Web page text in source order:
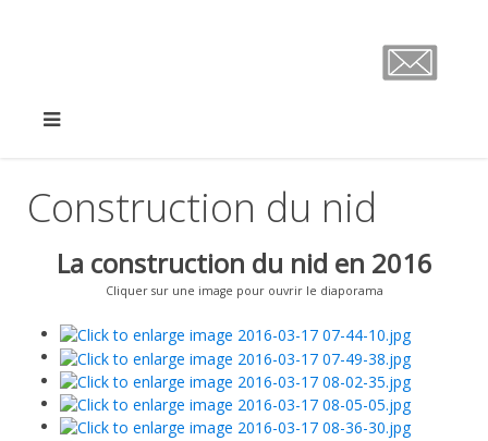
Construction du nid
La construction du nid en 2016
Cliquer sur une image pour ouvrir le diaporama